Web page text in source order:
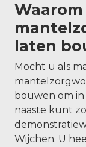
Waarom
laten
Mocht u als
bouwen om
naaste kunt
Wijchen. U